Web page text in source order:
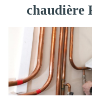
chaudière